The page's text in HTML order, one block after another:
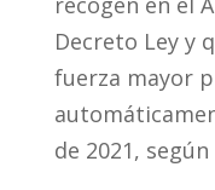
Decreto Ley y
fuerza mayor
de 2021,